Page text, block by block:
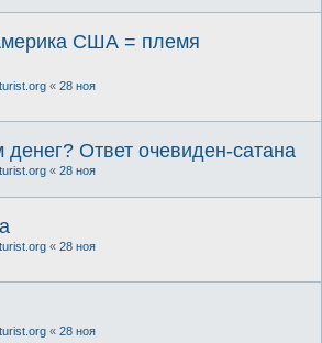
США = племя
« 28 ноя
денег? Ответ очевиден-сатана
« 28 ноя
« 28 ноя
« 28 ноя